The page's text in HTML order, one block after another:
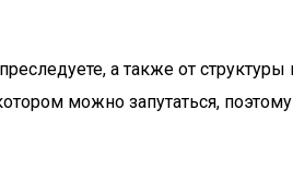
а также от
можно запутаться,